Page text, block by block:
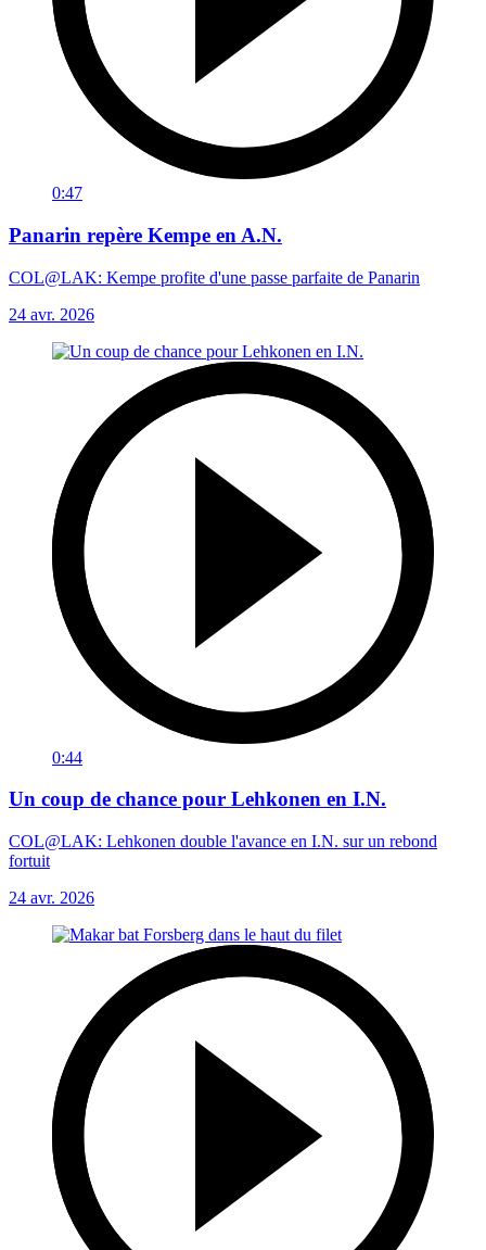
0:47
Panarin repère Kempe en A.N.
COL@LAK: Kempe profite d'une passe parfaite de Panarin
24 avr. 2026
0:44
Un coup de chance pour Lehkonen en I.N.
COL@LAK: Lehkonen double l'avance en I.N. sur un rebond
fortuit
24 avr. 2026